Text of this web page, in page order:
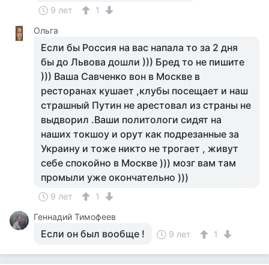
9 лет
1
Ольга
Если бы Россия на вас напала то за 2 дня
бы до Львова дошли ))) Бред то не пишите
))) Ваша Савченко вон в Москве в
ресторанах кушает ,клубы посещает и наш
страшный Путин не арестовал из страны не
выдворил .Ваши политологи сидят на
наших токшоу и орут как подрезанные за
Украину и тоже никто не трогает , живут
себе спокойно в Москве ))) мозг вам там
промыли уже окончательно )))
9 лет
1
Геннадий Тимофеев
Если он был вообще ! 9 лет 1